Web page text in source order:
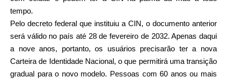
tempo.
Pelo decreto federal que instituiu a CIN, o documento anterior
será válido no país até 28 de fevereiro de 2032. Apenas daqui
a nove anos, portanto, os usuários precisarão ter a nova
Carteira de Identidade Nacional, o que permitirá uma transição
gradual para o novo modelo. Pessoas com 60 anos ou mais